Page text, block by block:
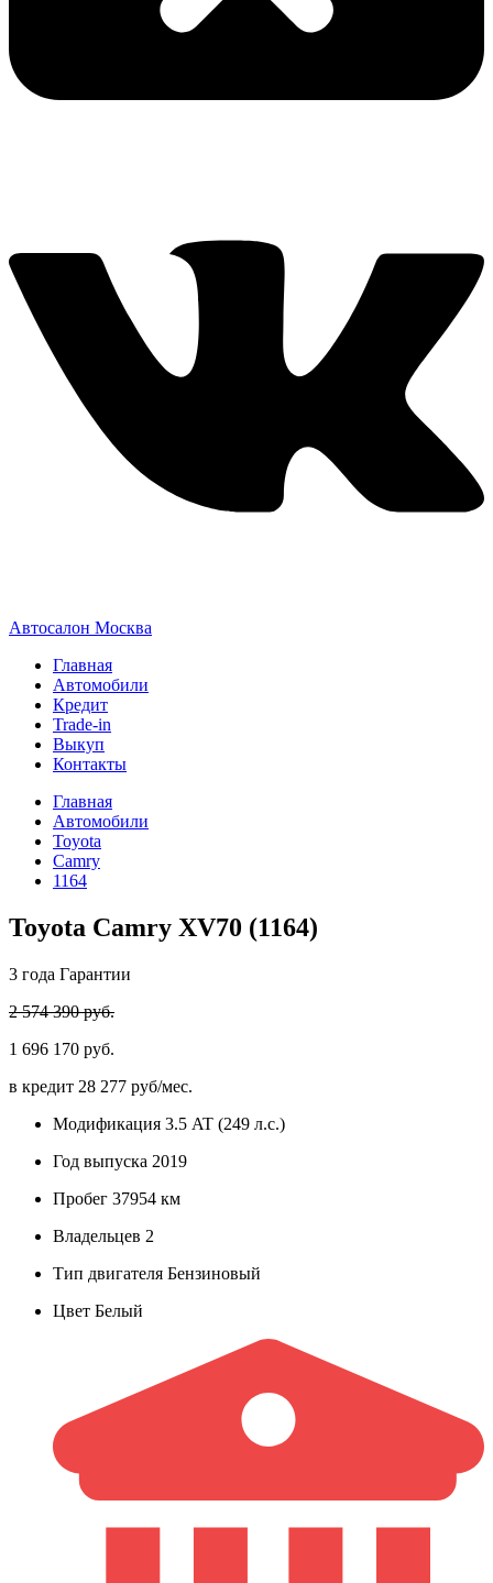
Автосалон Москва
Главная
Автомобили
Кредит
Trade-in
Выкуп
Контакты
Главная
Автомобили
Toyota
Camry
1164
Toyota Camry XV70 (1164)
3 года Гарантии
2 574 390 руб.
1 696 170 руб.
в кредит 28 277 руб/мес.
Модификация 3.5 AT (249 л.с.)
Год выпуска 2019
Пробег 37954 км
Владельцев 2
Тип двигателя Бензиновый
Цвет Белый